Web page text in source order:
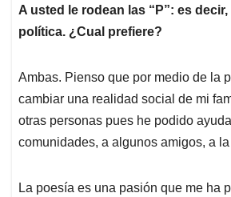
A usted le rodean las “P”: es
política. ¿Cual prefiere?
Ambas. Pienso que por medio de la
cambiar una realidad social de mi
otras personas pues he podido
comunidades, a algunos amigos, a
La poesía es una pasión que me ha